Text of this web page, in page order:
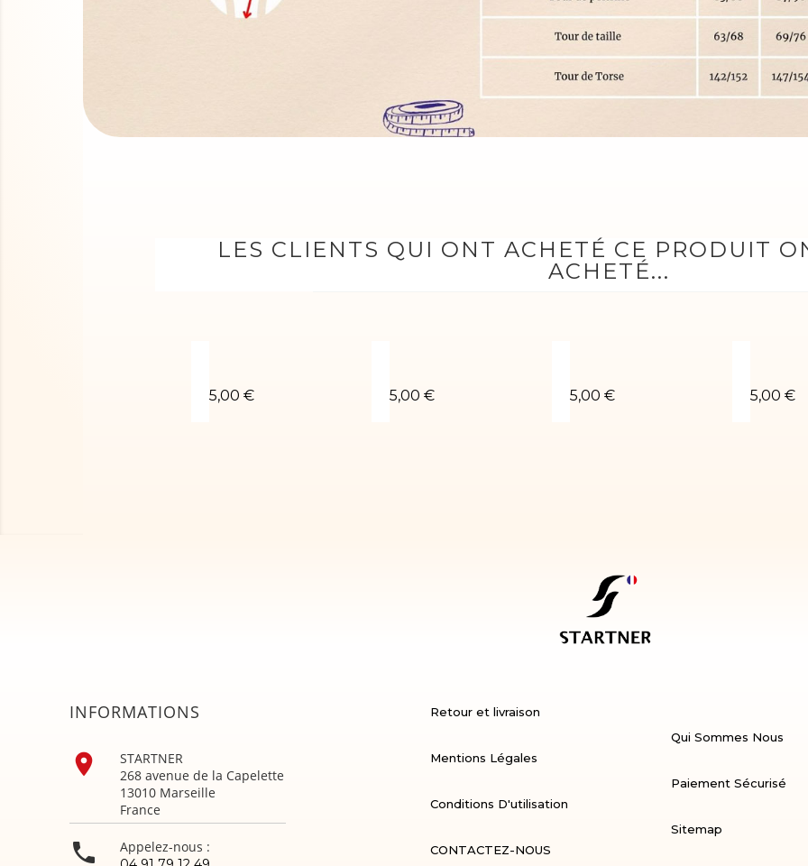
LES CLIENTS QUI ONT ACHETÉ CE PRODUIT
ACHETÉ...
5,00 € 5,00 € 5,00 € 5,00 €
INFORMATIONS

STARTNER
268 avenue de la Capelette
13010 Marseille
France
 Appelez-nous :
Retour et livraison
Mentions Légales
Conditions D'utilisation
CONTACTEZ-NOUS
Qui Sommes Nous
Paiement Sécurisé
Sitemap